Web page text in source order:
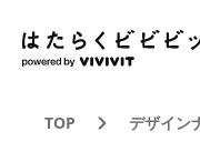
TOP デザイン